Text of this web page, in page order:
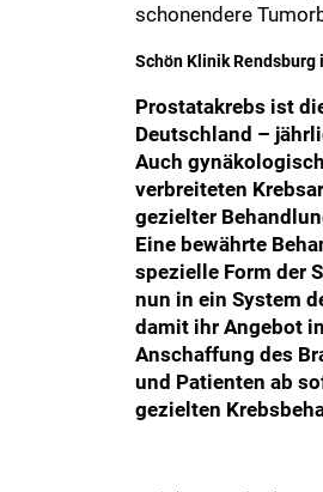
schonendere
Schön Klinik
Prostatakrebs ist
Deutschland –
Auch
verbreiteten
gezielter
Eine bewährte
spezielle Form der
nun in ein System
damit ihr Angebot
Anschaffung des
und Patienten ab
gezielten